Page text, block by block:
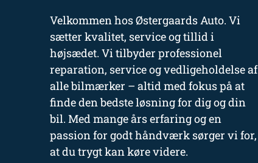
Velkommen hos Østergaards Auto. Vi
sætter kvalitet, service og tillid i
højsædet. Vi tilbyder professionel
reparation, service og vedligeholdelse af
alle bilmærker – altid med fokus på at
finde den bedste løsning for dig og din
bil. Med mange års erfaring og en
passion for godt håndværk sørger vi for,
at du trygt kan køre videre.